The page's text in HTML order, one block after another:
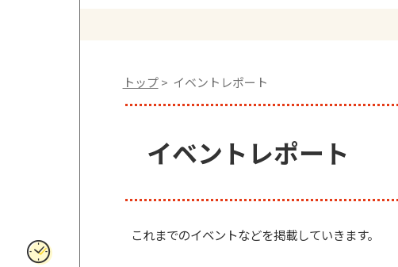
トップ> イベントレポート
イベントレポート
これまでのイベントなどを掲載していきます。